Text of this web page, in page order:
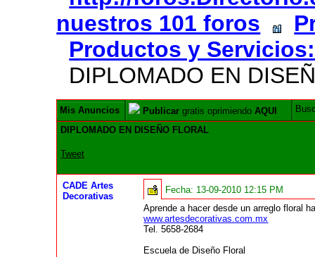
nuestros 101 foros
Productos y
DIPLOMADO EN
Mis Anuncios Publicar gratis oprimiendoAQUI
DIPLOMADO EN DISEÑO FLORAL
Tweet
CADE Artes
Decorativas
Fecha: 13-09-2010 12:15 PM
Aprende a hacer desde un arreglo floral
www.artesdecorativas.com.mx
Tel. 5658-2684
Escuela de Diseño Floral